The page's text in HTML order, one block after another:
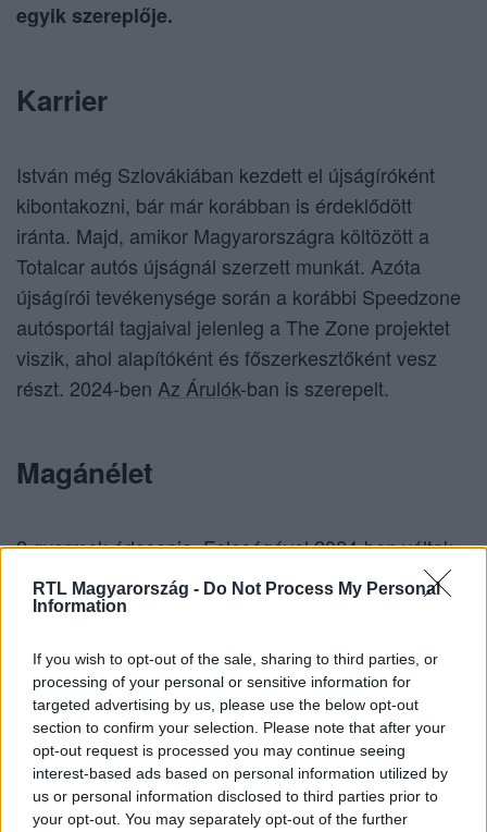
RTL Magyarország - Do Not Process My Personal
Information
If you wish to opt-out of the sale, sharing to third parties, or
processing of your personal or sensitive information for
targeted advertising by us, please use the below opt-out
section to confirm your selection. Please note that after your
opt-out request is processed you may continue seeing
interest-based ads based on personal information utilized by
us or personal information disclosed to third parties prior to
your opt-out. You may separately opt-out of the further
egyik szereplője.
Karrier
István még Szlovákiában kezdett el újságíróként
kibontakozni, bár már korábban is érdeklődött
iránta. Majd, amikor Magyarországra költözött a
Totalcar autós újságnál szerzett munkát. Azóta
újságírói tevékenysége során a korábbi Speedzone
autósportál tagjaival jelenleg a The Zone projektet
viszik, ahol alapítóként és főszerkesztőként vesz
részt. 2024-ben Az Árulók-ban is szerepelt.
Magánélet
2 gyermek édesapja. Feleségével 2024-ben váltak
el, azután pedig új életet kezdett párjával, Mártival.
Érdekesség
Hotelmenedzsernek tanult, mellette pedig
tanult hadtörténelmet is.